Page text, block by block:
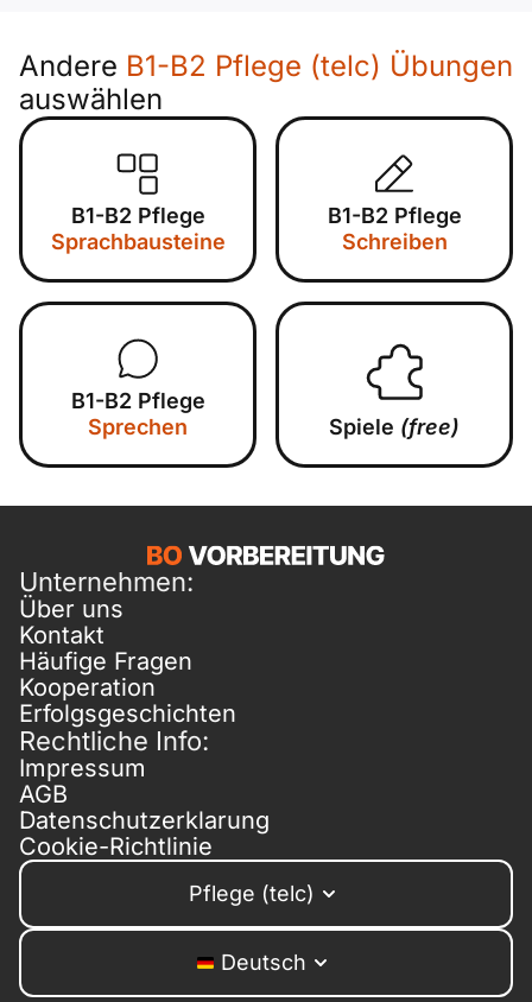
Andere B1-B2 Pflege (telc) Übungen
auswählen
B1-B2 Pflege
Sprachbausteine
B1-B2 Pflege
Schreiben
B1-B2 Pflege
Sprechen
Spiele (free)
Unternehmen:
Über uns
Kontakt
Häufige Fragen
Kooperation
Erfolgsgeschichten
Rechtliche Info:
Impressum
AGB
Datenschutzerklarung
Cookie-Richtlinie
Pflege (telc)
Deutsch